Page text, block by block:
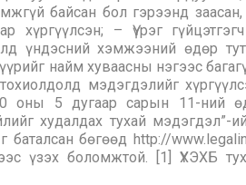
байсан бол гэрээнд
хүргүүлсэн; – Үүрэг
үндэсний хэмжээний өдөр
найм хуваасны нэгээс
мэдэгдэлийг
оны 5 дугаар сарын 11-ний
худалдах тухай мэдэгдэл”-
баталсан бөгөөд http://
үзэх боломжтой. [1] ҮХЭХБ